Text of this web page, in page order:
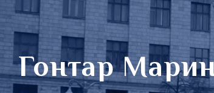
Гонтар